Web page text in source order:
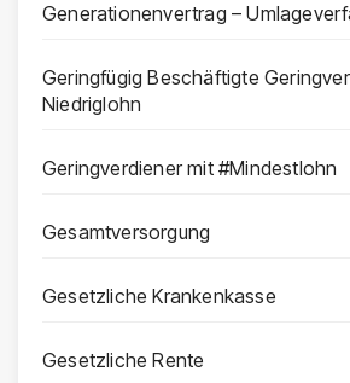
Generationenvertrag –
Geringfügig Beschäftigte
Niedriglohn
Geringverdiener mit #Mindestlohn
Gesamtversorgung
Gesetzliche Krankenkasse
Gesetzliche Rente